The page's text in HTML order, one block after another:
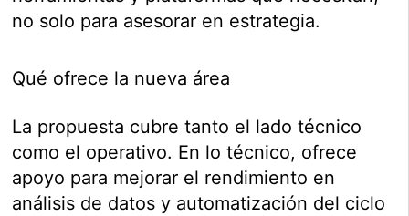
no solo para asesorar en estrategia.
Qué ofrece la nueva área
La propuesta cubre tanto el lado técnico
como el operativo. En lo técnico, ofrece
apoyo para mejorar el rendimiento en
análisis de datos y automatización del ciclo